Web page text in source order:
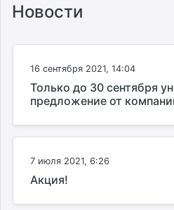
Новости
16 сентября 2021, 14:04
Только до 30 сентября
предложение от
7 июля 2021, 6:26
Акция!